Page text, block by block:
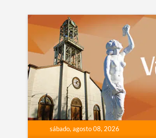
contenido
sábado, agosto 08, 2026